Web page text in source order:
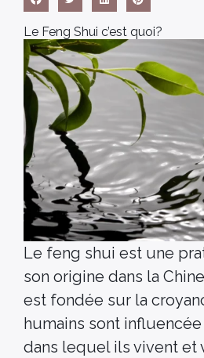
Le Feng Shui c’est quoi?
Le feng shui est une
son origine dans la
est fondée sur la
humains sont
dans lequel ils vivent et